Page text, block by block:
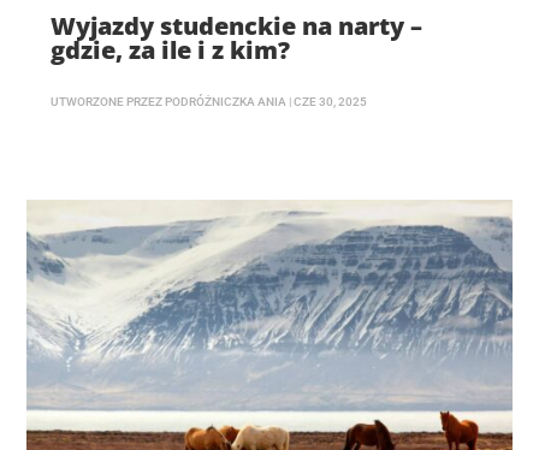
Wyjazdy studenckie na narty –
gdzie, za ile i z kim?
UTWORZONE PRZEZ PODRÓŻNICZKA ANIA |CZE 30, 2025